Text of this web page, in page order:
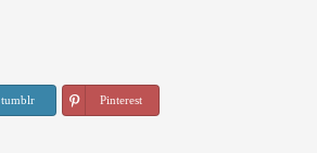
tumblr Pinterest